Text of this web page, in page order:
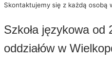
Skontaktujemy się z każdą osobą
Szkoła językowa od
oddziałów w